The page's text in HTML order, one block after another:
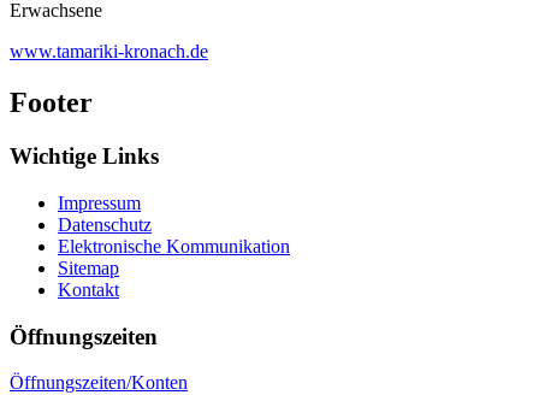
Erwachsene
www.tamariki-kronach.de
Footer
Wichtige Links
Impressum
Datenschutz
Elektronische Kommunikation
Sitemap
Kontakt
Öffnungszeiten
Öffnungszeiten/Konten